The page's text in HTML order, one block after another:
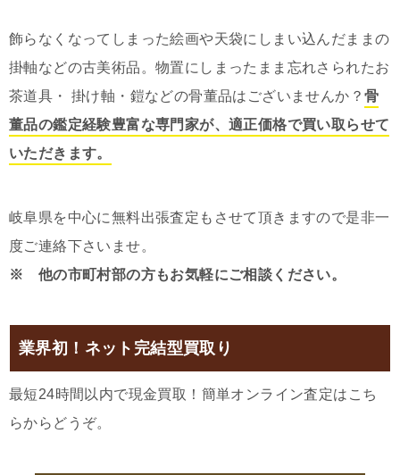
飾らなくなってしまった絵画や天袋にしまい込んだままの
掛軸などの古美術品。物置にしまったまま忘れさられたお
茶道具・ 掛け軸・鎧などの骨董品はございませんか？ 骨
董品の鑑定経験豊富な専門家が、適正価格で買い取らせて
いただきます。
岐阜県を中心に無料出張査定もさせて頂きますので是非一
度ご連絡下さいませ。
※ 他の市町村部の方もお気軽にご相談ください。
業界初！ネット完結型買取り
最短24時間以内で現金買取！簡単オンライン査定はこち
らからどうぞ。